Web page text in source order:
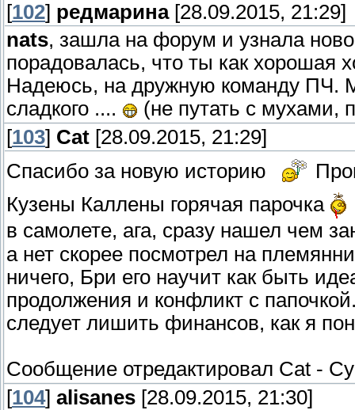
[102] редмарина[28.09.2015, 21:29]
nats, зашла на форум и узнала
порадовалась, что ты как хорошая
Надеюсь, на дружную команду ПЧ.
сладкого ....
(не путать с мухами,
[103] Cat [28.09.2015, 21:29]
Спасибо за новую историю
Кузены Каллены горячая парочка
в самолете, ага, сразу нашел чем
а нет скорее посмотрел на
ничего, Бри его научит как быть
продолжения и конфликт с
следует лишить финансов, как я
Сообщение отредактировал Cat -
[104] alisanes [28.09.2015, 21:30]